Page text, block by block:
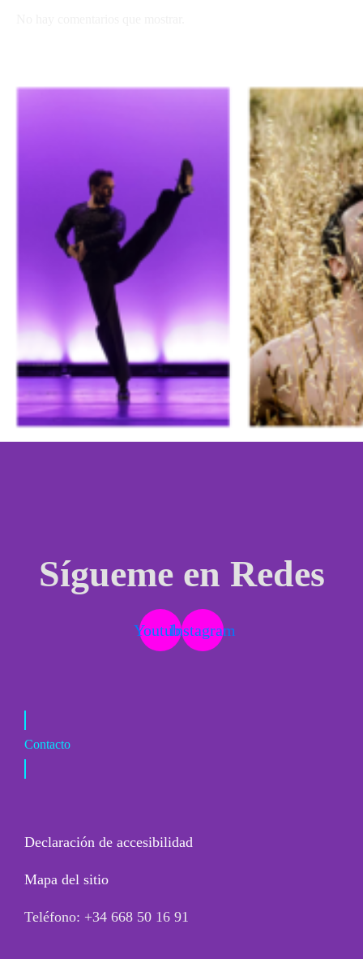
Sígueme en Redes
YoutubeInstagram
Contacto
Declaración de accesibilidad
Mapa del sitio
Teléfono: +34 668 50 16 91